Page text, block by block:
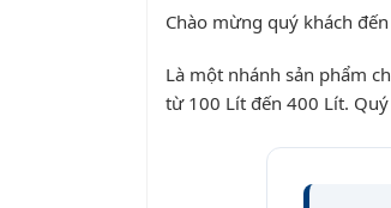
Chào mừng quý khách
Là một nhánh sản phẩm
từ 100 Lít đến 400 Lít.